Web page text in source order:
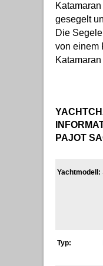
gesegelt
Die
von einem
PAJOT
Yachtmodell:
Typ: